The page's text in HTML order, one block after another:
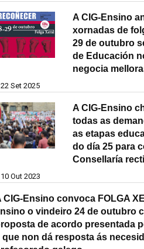
A CIG-Ensino
xornadas de
29 de outubro
de Educación
negocia
22 Set 2025
A CIG-Ensino
todas as
as etapas
do día 25 para
Consellaría
10 Out 2023
CIG-Ensino convoca FOLGA
o vindeiro 24 de outubro
de acordo presentada
que non dá resposta ás